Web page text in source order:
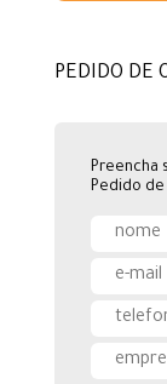
PEDIDO DE
Preencha
Pedido